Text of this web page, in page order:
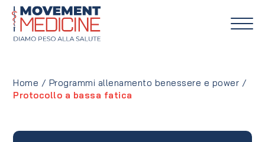
Home / Programmi allenamento benessere e power /
Protocollo a bassa fatica